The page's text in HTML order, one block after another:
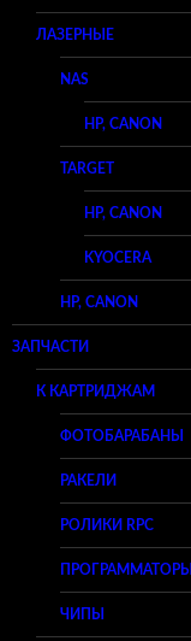
ЛАЗЕРНЫЕ
NAS
HP, CANON
TARGET
HP, CANON
KYOCERA
HP, CANON
ЗАПЧАСТИ
К КАРТРИДЖАМ
ФОТОБАРАБАНЫ
РАКЕЛИ
РОЛИКИ RPC
ПРОГРАММАТОРЫ
ЧИПЫ